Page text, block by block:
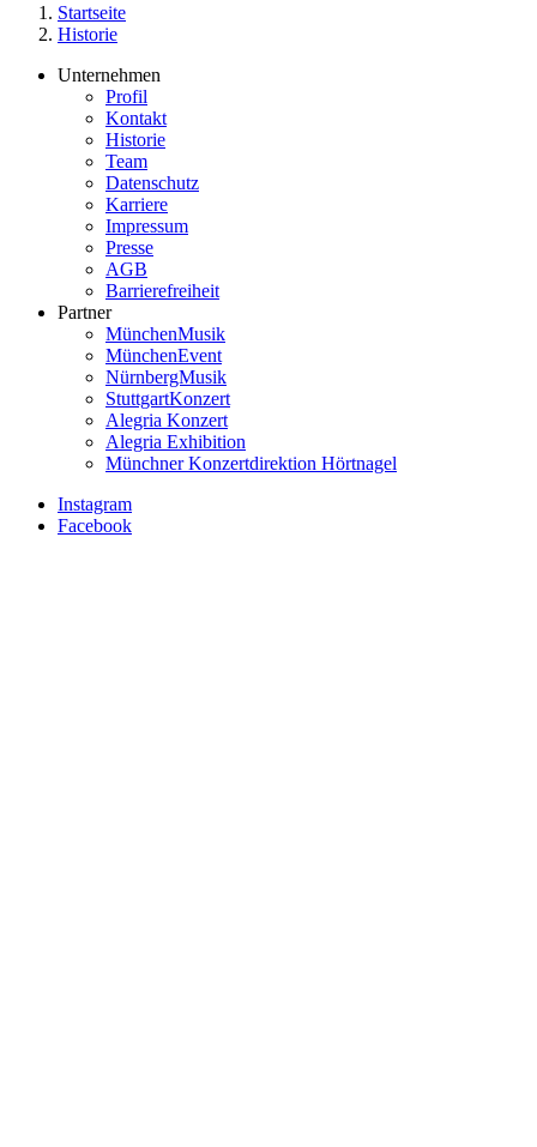
Pfadnavigation
Startseite
Historie
Footer
Service-
Unternehmen
Profil
Kontakt
Historie
Team
Datenschutz
Karriere
Impressum
Presse
AGB
Barrierefreiheit
Partner
MünchenMusik
MünchenEvent
NürnbergMusik
StuttgartKonzert
Alegria Konzert
Alegria Exhibition
Münchner Konzertdirektion Hörtnagel
Instagram
Facebook